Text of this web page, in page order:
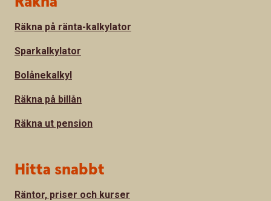
Räkna på ränta-kalkylator
Sparkalkylator
Bolånekalkyl
Räkna på billån
Räkna ut pension
Hitta snabbt
Räntor, priser och kurser